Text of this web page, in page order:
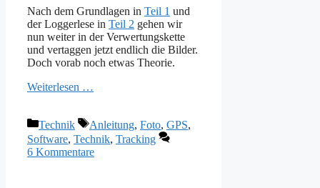
Nach dem Grundlagen in Teil 1 und
der Loggerlese in Teil 2 gehen wir
nun weiter in der Verwertungskette
und vertaggen jetzt endlich die Bilder.
Doch vorab noch etwas Theorie.
Weiterlesen …
Kategorien
Technik Schlagwörter
Anleitung, Foto, GPS,
Software, Technik, Tracking
6 Kommentare